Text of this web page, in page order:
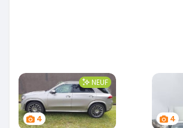
4
NEUF
4